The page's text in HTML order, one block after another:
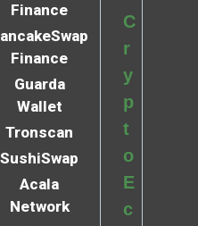
Finance
Finance
Guarda
Wallet
Tronscan
SushiSwap
Acala
Network
C
r
y
p
t
o
E
c